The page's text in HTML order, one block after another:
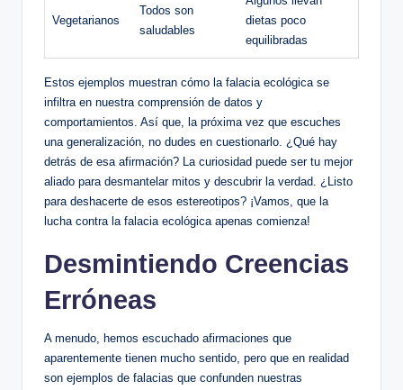
Vegetarianos
Todos son
saludables
dietas poco
equilibradas
Estos ejemplos muestran cómo la falacia ecológica se
infiltra en nuestra comprensión de datos y
comportamientos. Así que, la próxima vez que escuches
una generalización, no dudes en cuestionarlo. ¿Qué hay
detrás de esa afirmación? La curiosidad puede ser tu mejor
aliado para desmantelar mitos y descubrir la verdad. ¿Listo
para deshacerte de esos estereotipos? ¡Vamos, que la
lucha contra la falacia ecológica apenas comienza!
Desmintiendo Creencias
Erróneas
A menudo, hemos escuchado afirmaciones que
aparentemente tienen mucho sentido, pero que en realidad
son ejemplos de falacias que confunden nuestras